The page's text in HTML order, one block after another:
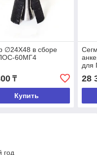
∅24Х48 в сборе
60МГ4
₸
Купить
для
28
год